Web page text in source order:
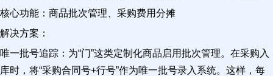
核心功能：商品批次管理、采购费用分摊
解决方案：
唯一批号追踪：为“门”这类定制化商品启用批次管理。在采购入
库时，将“采购合同号+行号”作为唯一批号录入系统。这样，每